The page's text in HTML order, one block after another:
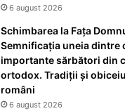
6 august 2026
Schimbarea la Fața
Semnificația uneia dintre
importante sărbători din
ortodox. Tradiții și
români
6 august 2026